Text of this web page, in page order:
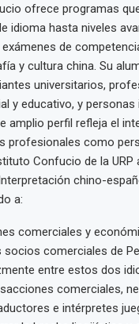
ofrece programas
idioma hasta niveles
de
y cultura china. Su
universitarios,
y educativo, y personas
amplio perfil refleja el
profesionales como
Confucio de la URP
chino-
a:
y
socios comerciales de
entre estos dos
comerciales,
e intérpretes